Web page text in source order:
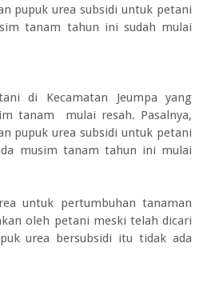
pupuk urea subsidi untuk petani
tanam tahun ini sudah mulai
di Kecamatan Jeumpa yang
tanam mulai resah. Pasalnya,
pupuk urea subsidi untuk petani
musim tanam tahun ini mulai
untuk pertumbuhan tanaman
oleh petani meski telah dicari
urea bersubsidi itu tidak ada